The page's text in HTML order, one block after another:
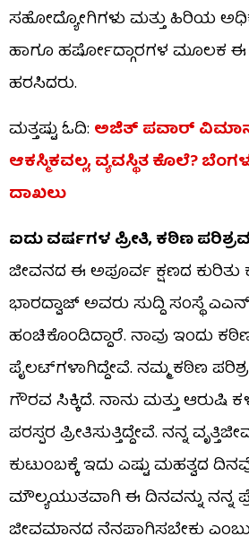
ಸಹೋದ್ಯೋಗಿಗಳು ಮತ್ತು ಹಿರಿಯ
ಹಾಗೂ ಹರ್ಷೋದ್ಗಾರಗಳ ಮೂಲಕ
ಹರಸಿದರು.
ಮತ್ತಷ್ಟು ಓದಿ: ಅಜಿತ್ ಪವಾರ್
ಆಕಸ್ಮಿಕವಲ್ಲ, ವ್ಯವಸ್ಥಿತ ಕೊಲೆ?
ದಾಖಲು
ಐದು ವರ್ಷಗಳ ಪ್ರೀತಿ, ಕಠಿಣ
ಜೀವನದ ಈ ಅಪೂರ್ವ ಕ್ಷಣದ ಕುರಿತು
ಭಾರದ್ವಾಜ್ ಅವರು ಸುದ್ದಿ ಸಂಸ್ಥೆ
ಹಂಚಿಕೊಂಡಿದ್ದಾರೆ. ನಾವು ಇಂದು
ಪೈಲಟ್‌ಗಳಾಗಿದ್ದೇವೆ. ನಮ್ಮ ಕಠಿಣ
ಗೌರವ ಸಿಕ್ಕಿದೆ. ನಾನು ಮತ್ತು ಆರುಷಿ
ಪರಸ್ಪರ ಪ್ರೀತಿಸುತ್ತಿದ್ದೇವೆ. ನನ್ನ
ಕುಟುಂಬಕ್ಕೆ ಇದು ಎಷ್ಟು ಮಹತ್ವದ
ಮೌಲ್ಯಯುತವಾಗಿ ಈ ದಿನವನ್ನು ನನ್ನ